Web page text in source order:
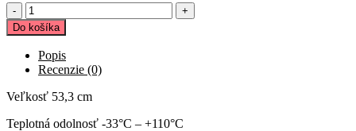
množstvo
Jednorázový
sáčok
PVC
protišmykový
53,3
cm
Do košíka
Popis
Recenzie (0)
Veľkosť 53,3 cm
Teplotná odolnosť -33°C – +110°C